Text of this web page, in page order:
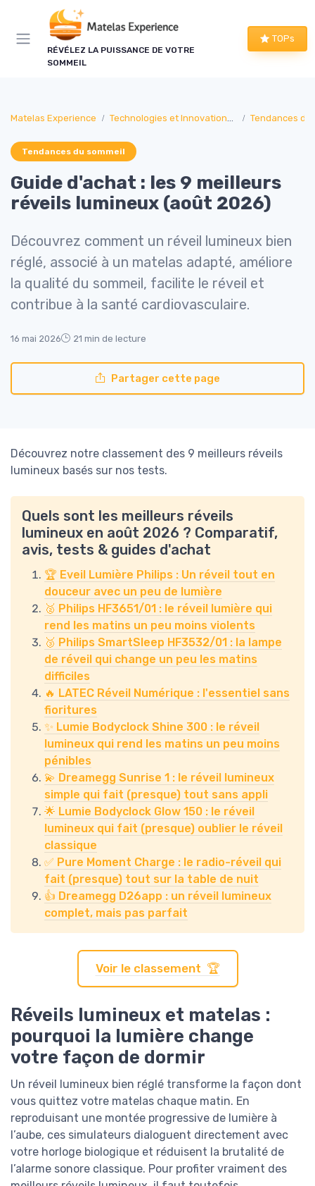
RÉVÉLEZ LA PUISSANCE DE VOTRE
SOMMEIL
TOPs
Matelas Experience Technologies et Innovations pour les matelas Tendances du
Tendances du sommeil
Guide d'achat : les 9 meilleurs
réveils lumineux (août 2026)
Découvrez comment un réveil lumineux bien
réglé, associé à un matelas adapté, améliore
la qualité du sommeil, facilite le réveil et
contribue à la santé cardiovasculaire.
16 mai 2026 21 min de lecture
Partager cette page
Découvrez notre classement des 9 meilleurs réveils
lumineux basés sur nos tests.
Quels sont les meilleurs réveils
lumineux en août 2026 ? Comparatif,
avis, tests & guides d'achat
🏆 Eveil Lumière Philips : Un réveil tout en
douceur avec un peu de lumière
🥈 Philips HF3651/01 : le réveil lumière qui
rend les matins un peu moins violents
🥉 Philips SmartSleep HF3532/01 : la lampe
de réveil qui change un peu les matins
difficiles
🔥 LATEC Réveil Numérique : l'essentiel sans
fioritures
✨ Lumie Bodyclock Shine 300 : le réveil
lumineux qui rend les matins un peu moins
pénibles
💫 Dreamegg Sunrise 1 : le réveil lumineux
simple qui fait (presque) tout sans appli
🌟 Lumie Bodyclock Glow 150 : le réveil
lumineux qui fait (presque) oublier le réveil
classique
✅ Pure Moment Charge : le radio-réveil qui
fait (presque) tout sur la table de nuit
👍 Dreamegg D26app : un réveil lumineux
complet, mais pas parfait
Voir le classement 🏆
Réveils lumineux et matelas :
pourquoi la lumière change
votre façon de dormir
Un réveil lumineux bien réglé transforme la façon dont
vous quittez votre matelas chaque matin. En
reproduisant une montée progressive de lumière à
l’aube, ces simulateurs dialoguent directement avec
votre horloge biologique et réduisent la brutalité de
l’alarme sonore classique. Pour profiter vraiment des
Panneau de gestion des cookies